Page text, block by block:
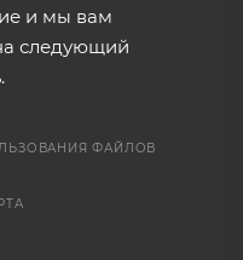
и мы вам
следующий
ФАЙЛОВ